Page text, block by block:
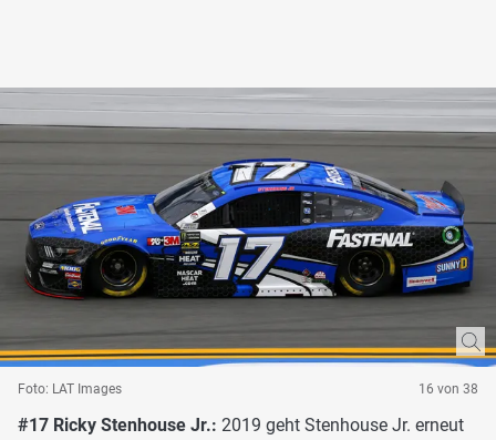
Foto: LAT Images 16 von 38
#17 Ricky Stenhouse Jr.: 2019 geht Stenhouse Jr. erneut